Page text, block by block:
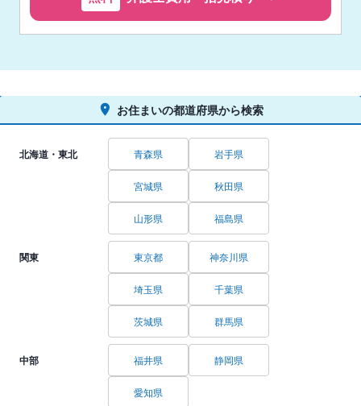
お住まいの都道府県から検索
北海道・東北 青森県 岩手県
宮城県 秋田県
山形県 福島県
関東 東京都 神奈川県
埼玉県 千葉県
茨城県 群馬県
中部 福井県 静岡県
愛知県